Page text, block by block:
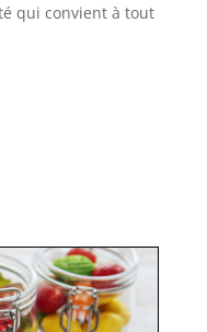
qui convient à tout